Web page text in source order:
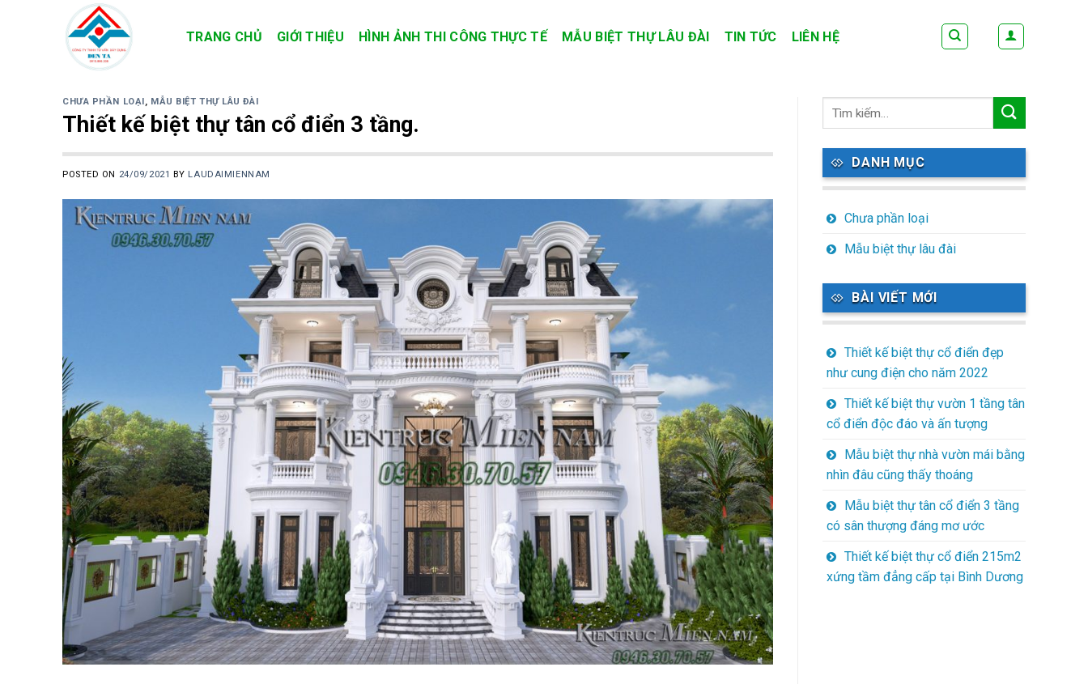
TRANG CHỦ GIỚI THIỆU HÌNH ẢNH THI CÔNG THỰC TẾ MẪU BIỆT THỰ LÂU ĐÀI TIN TỨC LIÊN HỆ
CHƯA PHẦN LOẠI, MẪU BIỆT THỰ LÂU ĐÀI
Thiết kế biệt thự tân cổ điển 3 tầng.
POSTED ON 24/09/2021 BY LAUDAIMIENNAM
DANH MỤC
Chưa phần loại
Mẫu biệt thự lâu đài
BÀI VIẾT MỚI
Thiết kế biệt thự cổ điển đẹp
như cung điện cho năm 2022
Thiết kế biệt thự vườn 1 tầng tân
cổ điển độc đáo và ấn tượng
Mẫu biệt thự nhà vườn mái bằng
nhìn đâu cũng thấy thoáng
Mẫu biệt thự tân cổ điển 3 tầng
có sân thượng đáng mơ ước
Thiết kế biệt thự cổ điển 215m2
xứng tầm đẳng cấp tại Bình Dương